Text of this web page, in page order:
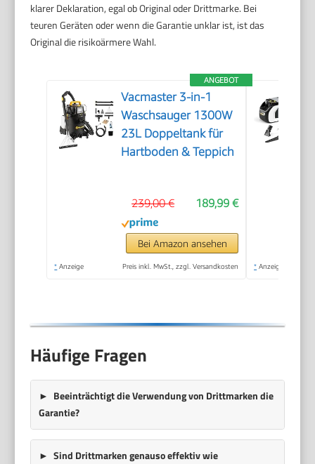
klarer Deklaration, egal ob Original oder Drittmarke. Bei
teuren Geräten oder wenn die Garantie unklar ist, ist das
Original die risikoärmere Wahl.
ANGEBOT
Vacmaster 3-in-1
Waschsauger 1300W
23L Doppeltank für
Hartboden & Teppich
189,99 €
239,00 €
Bei Amazon ansehen
* Anzeige Preis inkl. MwSt., zzgl. Versandkosten * Anzeige
Häufige Fragen
Beeinträchtigt die Verwendung von Drittmarken die
Garantie?
Sind Drittmarken genauso effektiv wie